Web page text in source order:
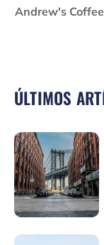
Andrew's
ÚLTIMOS